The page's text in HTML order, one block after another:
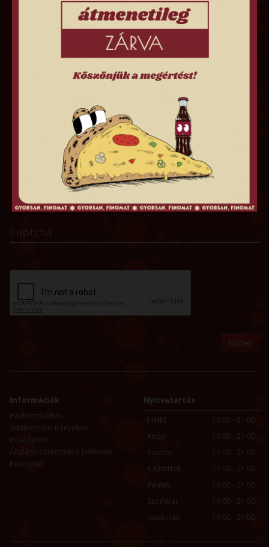
Információk
Házhozszállítás
Adatkezelési Irányelvek
Hűségpont
Általános szerződési feltételek
Kapcsolat
Nyitvatartás
Hétfő
Kedd
Szerda
Csütörtök
Péntek
Szombat
Vasárnap
16:00 - 21:00
16:00 - 21:00
11:00 - 21:00
11:00 - 21:00
11:00 - 21:00
11:00 - 21:00
11:00 - 21:00